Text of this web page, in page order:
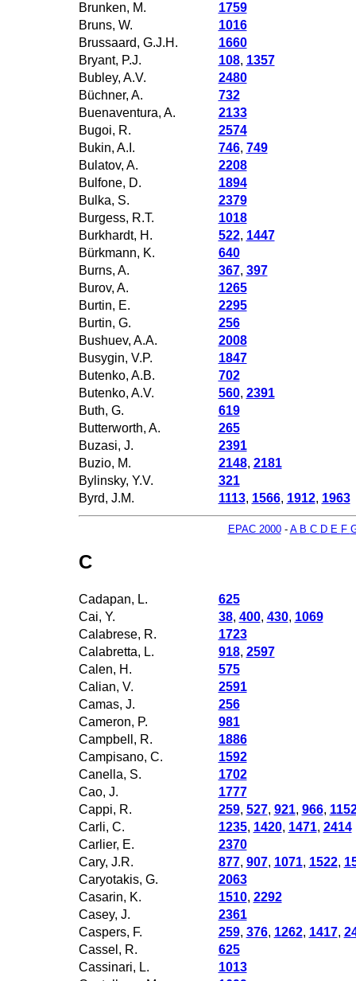
Brunken, M.
1759
Bruns, W.
1016
Brussaard, G.J.H.
1660
Bryant, P.J.
108, 1357
Bubley, A.V.
2480
Büchner, A.
732
Buenaventura, A.
2133
Bugoi, R.
2574
Bukin, A.I.
746, 749
Bulatov, A.
2208
Bulfone, D.
1894
Bulka, S.
2379
Burgess, R.T.
1018
Burkhardt, H.
522, 1447
Bürkmann, K.
640
Burns, A.
367, 397
Burov, A.
1265
Burtin, E.
2295
Burtin, G.
256
Bushuev, A.A.
2008
Busygin, V.P.
1847
Butenko, A.B.
702
Butenko, A.V.
560, 2391
Buth, G.
619
Butterworth, A.
265
Buzasi, J.
2391
Buzio, M.
2148, 2181
Bylinsky, Y.V.
321
Byrd, J.M.
1113, 1566, 1912, 1963
EPAC 2000- A B C D E F
C
Cadapan, L.
625
Cai, Y.
38, 400, 430, 1069
Calabrese, R.
1723
Calabretta, L.
918, 2597
Calen, H.
575
Calian, V.
2591
Camas, J.
256
Cameron, P.
981
Campbell, R.
1886
Campisano, C.
1592
Canella, S.
1702
Cao, J.
1777
Cappi, R.
259, 527, 921, 966,
Carli, C.
1235, 1420, 1471, 2414
Carlier, E.
2370
Cary, J.R.
877, 907, 1071, 1522,
Caryotakis, G.
2063
Casarin, K.
1510, 2292
Casey, J.
2361
Caspers, F.
259, 376, 1262, 1417,
Cassel, R.
625
Cassinari, L.
1013